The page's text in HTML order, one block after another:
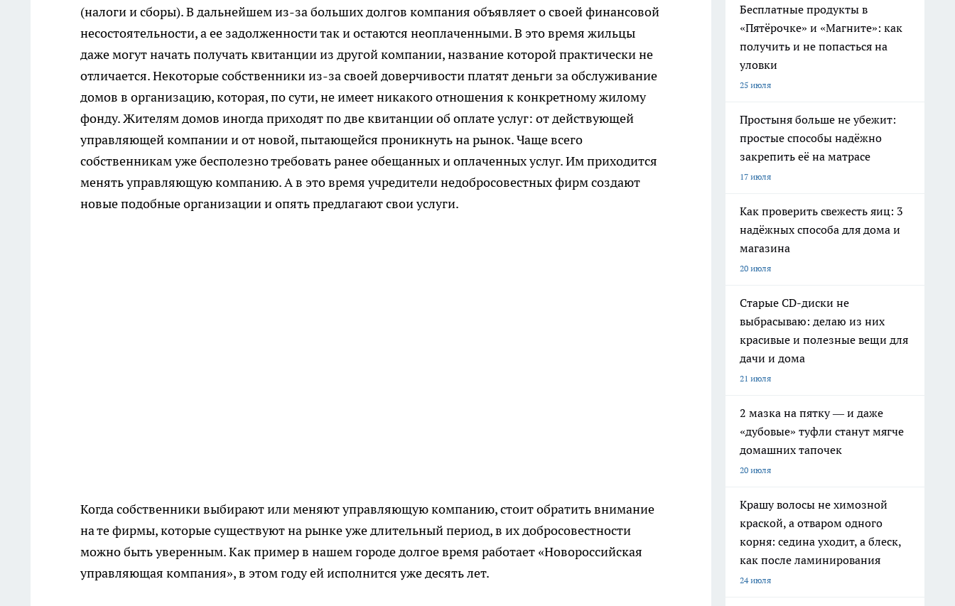
(налоги и сборы). В дальнейшем из-за больших долгов компания объявляет о своей финансовой
несостоятельности, а ее задолженности так и остаются неоплаченными. В это время жильцы
даже могут начать получать квитанции из другой компании, название которой практически не
отличается. Некоторые собственники из-за своей доверчивости платят деньги за обслуживание
домов в организацию, которая, по сути, не имеет никакого отношения к конкретному жилому
фонду. Жителям домов иногда приходят по две квитанции об оплате услуг: от действующей
управляющей компании и от новой, пытающейся проникнуть на рынок. Чаще всего
собственникам уже бесполезно требовать ранее обещанных и оплаченных услуг. Им приходится
менять управляющую компанию. А в это время учредители недобросовестных фирм создают
новые подобные организации и опять предлагают свои услуги.
Когда собственники выбирают или меняют управляющую компанию, стоит обратить внимание
на те фирмы, которые существуют на рынке уже длительный период, в их добросовестности
можно быть уверенным. Как пример в нашем городе долгое время работает «Новороссийская
управляющая компания», в этом году ей исполнится уже десять лет.
Бесплатные продукты в
«Пятёрочке» и «Магните»: как
получить и не попасться на
уловки
25 июля
Простыня больше не убежит:
простые способы надёжно
закрепить её на матрасе
17 июля
Как проверить свежесть яиц: 3
надёжных способа для дома и
магазина
20 июля
Старые CD-диски не
выбрасываю: делаю из них
красивые и полезные вещи для
дачи и дома
21 июля
2 мазка на пятку — и даже
«дубовые» туфли станут мягче
домашних тапочек
20 июля
Крашу волосы не химозной
краской, а отваром одного
корня: седина уходит, а блеск,
как после ламинирования
24 июля